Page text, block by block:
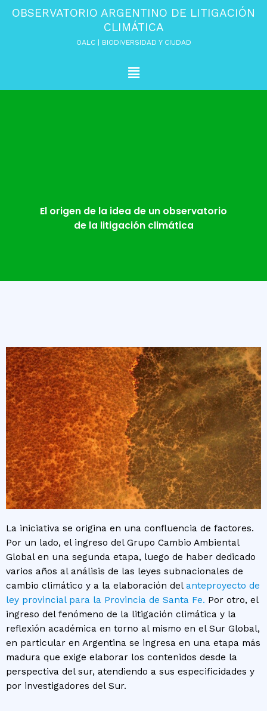
OBSERVATORIO ARGENTINO DE LITIGACIÓN
CLIMÁTICA
OALC | BIODIVERSIDAD Y CIUDAD
Menú
El origen de la idea de un observatorio
de la litigación climática
La iniciativa se origina en una confluencia de factores.
Por un lado, el ingreso del Grupo Cambio Ambiental
Global en una segunda etapa, luego de haber dedicado
varios años al análisis de las leyes subnacionales de
cambio climático y a la elaboración del anteproyecto de
ley provincial para la Provincia de Santa Fe. Por otro, el
ingreso del fenómeno de la litigación climática y la
reflexión académica en torno al mismo en el Sur Global,
en particular en Argentina se ingresa en una etapa más
madura que exige elaborar los contenidos desde la
perspectiva del sur, atendiendo a sus especificidades y
por investigadores del Sur.